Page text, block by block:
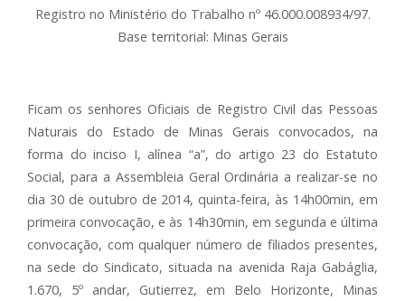
Registro no Ministério do Trabalho nº 46.000.008934/97.
Base territorial: Minas Gerais
Ficam os senhores Oficiais de Registro Civil das Pessoas
Naturais do Estado de Minas Gerais convocados, na
forma do inciso I, alínea “a”, do artigo 23 do Estatuto
Social, para a Assembleia Geral Ordinária a realizar-se no
dia 30 de outubro de 2014, quinta-feira, às 14h00min, em
primeira convocação, e às 14h30min, em segunda e última
convocação, com qualquer número de filiados presentes,
na sede do Sindicato, situada na avenida Raja Gabáglia,
1.670, 5º andar, Gutierrez, em Belo Horizonte, Minas